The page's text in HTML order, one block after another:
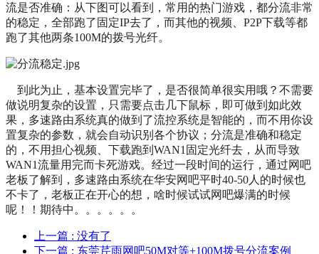
流是否准确：从下图可以看到，常用的热门游戏，都分流非常
的稳定，全部跑了固定IP去了，而其他的视频、P2P下载等都
跑了其他两条100M的拨号光纤。
到此为止，基本设置完毕了，是否很简单很实用哦？不需要
做说明复杂的设置，只需要点击几下鼠标，即可做到如此效
果，多速路由系统真的做到了流控系统是智能的，而不用你设
置复杂的参数，就会自动识别各个协议；分流是准确和稳定
的，不用担心视频、下载跑到WAN1固定光纤去，从而导致
WAN1流量用完而卡死游戏。经过一段时间的运行，通过网吧
老板了解到，多速路由系统在华安网吧平时40-50人的时候也
不卡了，老板正在开心的想，啥时候试试网吧爆满的时候
呢！！期待中。。。。。。
上一篇 : 没有了
下一篇 : 东莞芹雨网吧50M对等+100M拨号分流案例